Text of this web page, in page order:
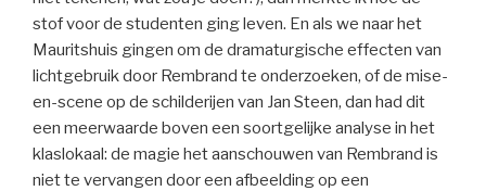
stof voor de studenten ging leven. En als we naar het
Mauritshuis gingen om de dramaturgische effecten van
lichtgebruik door Rembrand te onderzoeken, of de mise-
en-scene op de schilderijen van Jan Steen, dan had dit
een meerwaarde boven een soortgelijke analyse in het
klaslokaal: de magie het aanschouwen van Rembrand is
niet te vervangen door een afbeelding op een